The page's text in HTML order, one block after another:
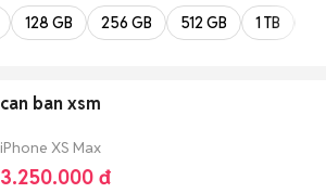
128 GB 256 GB 512 GB 1 TB
can ban xsm
iPhone XS Max
3.250.000 đ